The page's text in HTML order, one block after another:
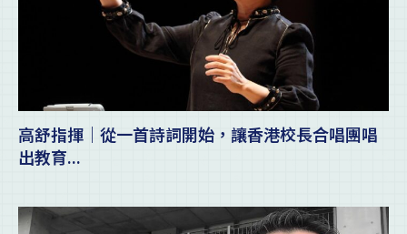
高舒指揮｜從一首詩詞開始，讓香港校長合唱團唱
出教育...